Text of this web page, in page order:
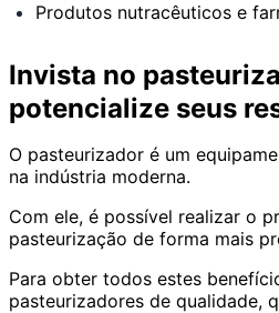
Produtos nutracêuticos e
Invista no
potencialize seus
O pasteurizador é um
na indústria moderna.
Com ele, é possível realizar o
pasteurização de forma mais
Para obter todos estes
pasteurizadores de qualidade,